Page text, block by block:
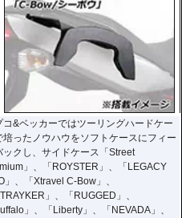
コ&ベッカーではツーリングハードケー
培ったノウハウをソフトケースにフィー
ックし、サイドケース「Street
」、「ROYSTER」、「LEGACY
」、「Xtravel C-Bow」、
」、「RUGGED」、
」、「Liberty」、「NEVADA」、